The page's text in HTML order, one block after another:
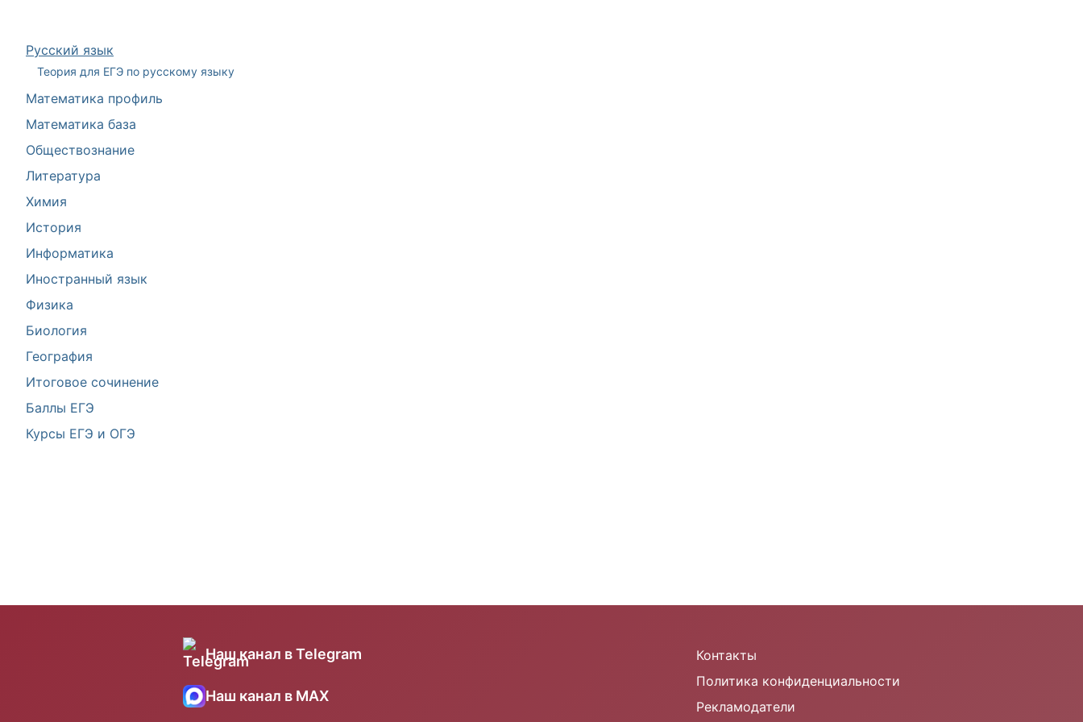
Русский язык
Теория для ЕГЭ по русскому языку
Математика профиль
Математика база
Обществознание
Литература
Химия
История
Информатика
Иностранный язык
Физика
Биология
География
Итоговое сочинение
Баллы ЕГЭ
Курсы ЕГЭ и ОГЭ
Наш канал в Telegram
Наш канал в MAX
Контакты
Политика конфиденциальности
Рекламодатели